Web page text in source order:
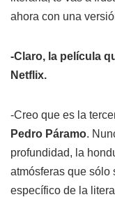
ahora con una
-Claro, la película
Netflix.
-Creo que es la
Pedro Páramo.
profundidad, la
atmósferas que sólo
específico de la